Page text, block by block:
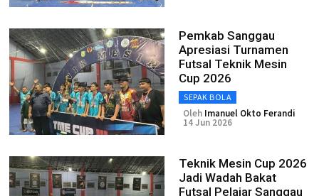
Pemkab Sanggau
Apresiasi Turnamen
Futsal Teknik Mesin
Cup 2026
SEPAK BOLA
Oleh Imanuel Okto Ferandi
14 Jun 2026
Teknik Mesin Cup 2026
Jadi Wadah Bakat
Futsal Pelajar Sanggau